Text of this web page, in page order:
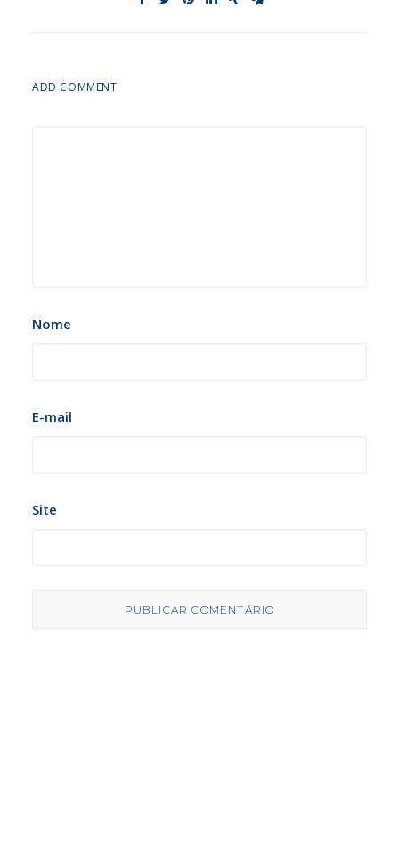
ADD COMMENT
Nome
E-mail
Site